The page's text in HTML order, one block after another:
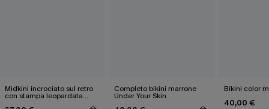
Midkini incrociato sul retro
con stampa leopardata
Completo bikini marrone
Under Your Skin
Bikini color
40,00 €